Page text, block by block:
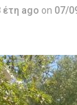
έτη ago on 07/